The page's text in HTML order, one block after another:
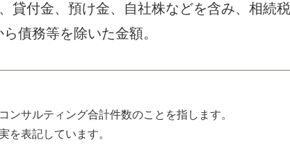
貸付金、預け金、自社株などを含み、相続
債務等を除いた金額。
サルティング合計件数のことを指します。
を表記しています。